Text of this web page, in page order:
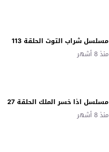
مسلسل شراب التوت الحلقة 113
منذ 8 أشهر
مسلسل اذا خسر الملك الحلقة 27
منذ 8 أشهر